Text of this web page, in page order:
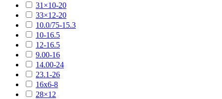
31×10-20
33×12-20
10.0/75-15.3
10-16.5
12-16.5
9.00-16
14.00-24
23.1-26
16х6-8
28×12